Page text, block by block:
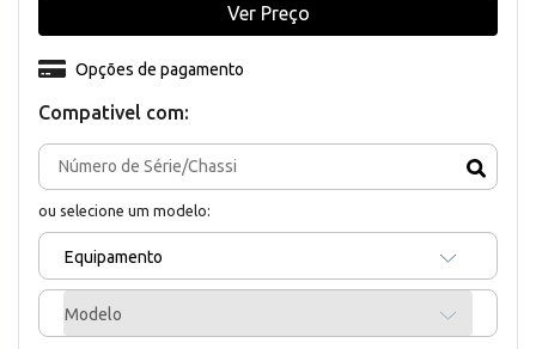
Compativel com:
ou selecione um modelo:
Equipamento
Modelo
Opções de pagamento
Ver Preço